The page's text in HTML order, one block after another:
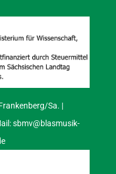
Sa. |
sbmv@blasmusik-